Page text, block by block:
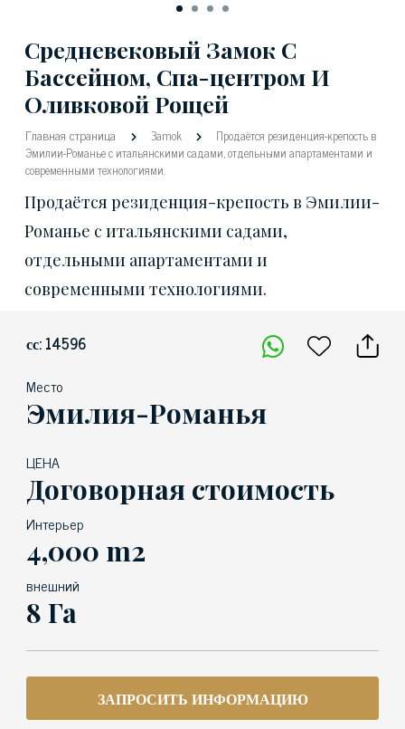
Средневековый Замок С
Бассейном, Спа-центром И
Оливковой Рощей
Главная страница Зamok
Продаётся резиденция-крепость в
Эмилии-Романье с итальянскими садами, отдельными апартаментами и
современными технологиями.
Продаётся резиденция-крепость в Эмилии-
Романье с итальянскими садами,
отдельными апартаментами и
современными технологиями.
сс: 14596
Место
Эмилия-Романья
ЦЕНА
Договорная стоимость
Интерьер
4,000 m2
внешний
8 Га
ЗАПРОСИТЬ ИНФОРМАЦИЮ